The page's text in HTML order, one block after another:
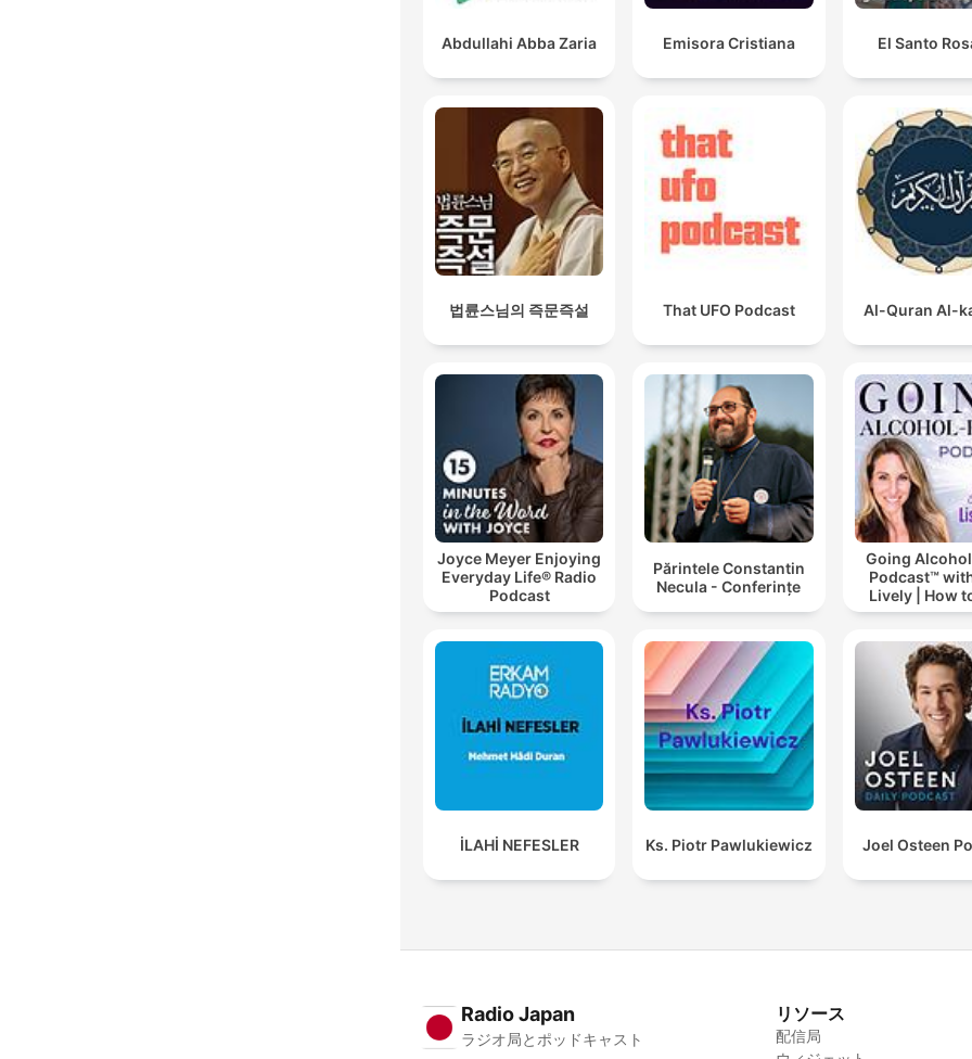
Abdullahi Abba Zaria Emisora Cristiana El Santo
법륜스님의 즉문즉설 That UFO Podcast Al-Quran Al-
Joyce Meyer Enjoying
Everyday Life® Radio
Podcast
Părintele Constantin
Necula - Conferințe
Going
Podcast™
Lively | How
drinking
İLAHİ NEFESLER Ks. Piotr Pawlukiewicz Joel Osteen
Radio Japan
ラジオ局とポッドキャスト
リソース
配信局